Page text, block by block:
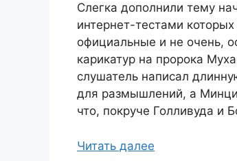
Слегка дополнили тему
интернет-тестами
официальные и не очень,
карикатур на пророка
слушатель написал
для размышлений, а
что, покруче Голливуда и
Читать далее